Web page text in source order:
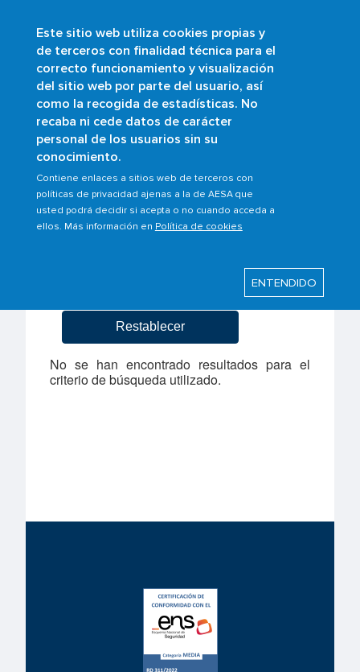
Este sitio web utiliza cookies propias y
de terceros con finalidad técnica para el
correcto funcionamiento y visualización
del sitio web por parte del usuario, así
como la recogida de estadísticas. No
recaba ni cede datos de carácter
personal de los usuarios sin su
conocimiento.
Contiene enlaces a sitios web de terceros con
políticas de privacidad ajenas a la de AESA que
usted podrá decidir si acepta o no cuando acceda a
ellos. Más información en Política de cookies
ENTENDIDO
Pasar
al
contenido
principal
Buscar
Ambitos/Scopes
No se han encontrado resultados para el
criterio de búsqueda utilizado.